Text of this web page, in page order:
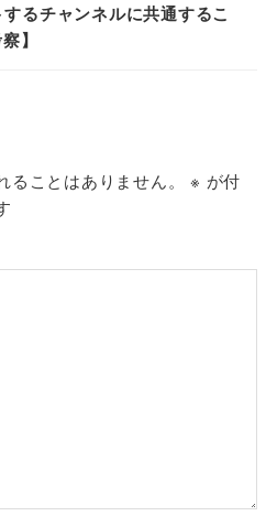
るチャンネルに共通するこ
】
ることはありません。 ※ が付